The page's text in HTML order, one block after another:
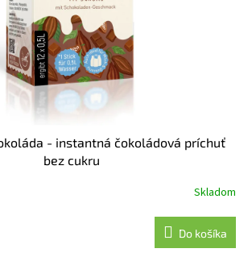
- instantná čokoládová príchuť
bez cukru
Skladom
Do košíka